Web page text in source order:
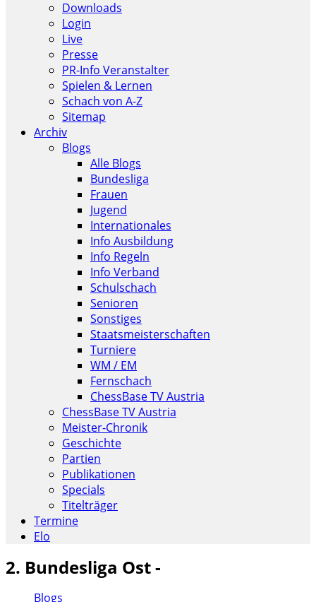
Downloads
Login
Live
Presse
PR-Info Veranstalter
Spielen & Lernen
Schach von A-Z
Sitemap
Archiv
Blogs
Alle Blogs
Bundesliga
Frauen
Jugend
Internationales
Info Ausbildung
Info Regeln
Info Verband
Schulschach
Senioren
Sonstiges
Staatsmeisterschaften
Turniere
WM / EM
Fernschach
ChessBase TV Austria
ChessBase TV Austria
Meister-Chronik
Geschichte
Partien
Publikationen
Specials
Titelträger
Termine
Elo
2. Bundesliga Ost -
Blogs